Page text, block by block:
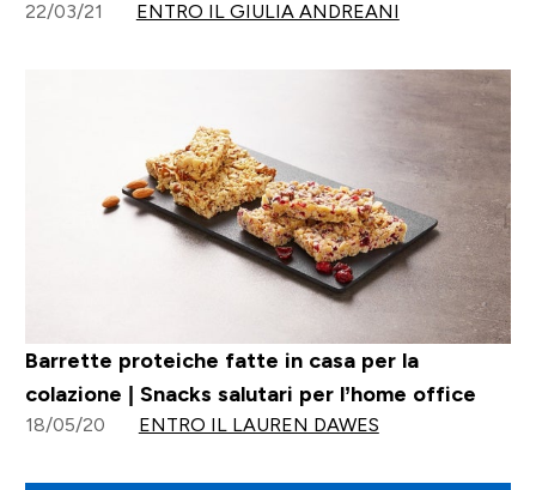
22/03/21 ENTRO IL GIULIA ANDREANI
Barrette proteiche fatte in casa per la
colazione | Snacks salutari per l’home office
18/05/20 ENTRO IL LAUREN DAWES